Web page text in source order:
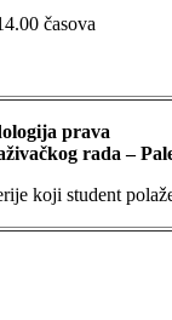
časova
prava
rada –
koji student